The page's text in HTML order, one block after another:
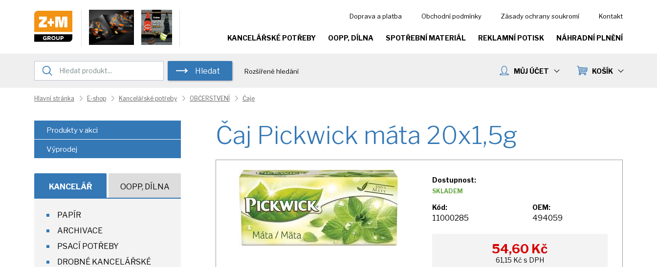
Doprava a platba Obchodní podmínky Zásady ochrany soukromí Kontakt
KANCELÁŘSKÉ POTŘEBY OOPP, DÍLNA SPOTŘEBNÍ MATERIÁL REKLAMNÍ POTISK NÁHRADNÍ PLNĚNÍ
Hledat Rozšířené hledání KOŠÍK
MŮJ ÚČET
Hlavní stránka E-shop Kancelářské potřeby OBČERSTVENÍ Čaje
Čaj Pickwick máta 20x1,5g
Dostupnost:
SKLADEM
Kód:
11000285
OEM:
494059
54,60 Kč
61,15 Kč s DPH
Produkty v akci
Výprodej
KANCELÁŘ OOPP, DÍLNA
PAPÍR
ARCHIVACE
PSACÍ POTŘEBY
DROBNÉ KANCELÁŘSKÉ